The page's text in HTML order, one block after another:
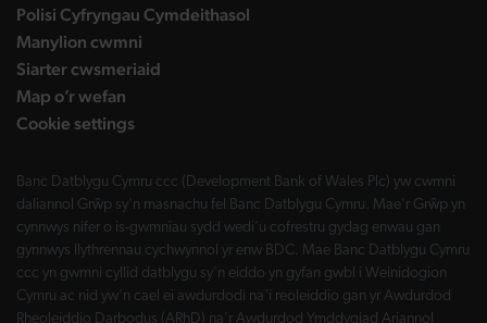
Polisi Cyfryngau Cymdeithasol
Manylion cwmni
Siarter cwsmeriaid
Map o’r wefan
Cookie settings
Banc Datblygu Cymru ccc (Development Bank of Wales Plc) yw cwmni
daliannol Grŵp sy'n masnachu fel Banc Datblygu Cymru. Mae'r Grŵp yn
cynnwys nifer o is-gwmnïau sydd wedi'u cofrestru gydag enwau gan
gynnwys llythrennau cychwynnol yr enw BDC. Mae Banc Datblygu Cymru
ccc yn gwmni cyllid datblygu sy'n eiddo yn gyfan gwbl i Weinidogion
Cymru ac nid yw'n cael ei awdurdodi na'i reoleiddio gan yr Awdurdod
Rheoleiddio Darbodus (ARhD) na'r Awdurdod Ymddygiad Ariannol